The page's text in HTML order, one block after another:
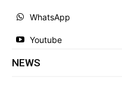
WhatsApp
Youtube
NEWS